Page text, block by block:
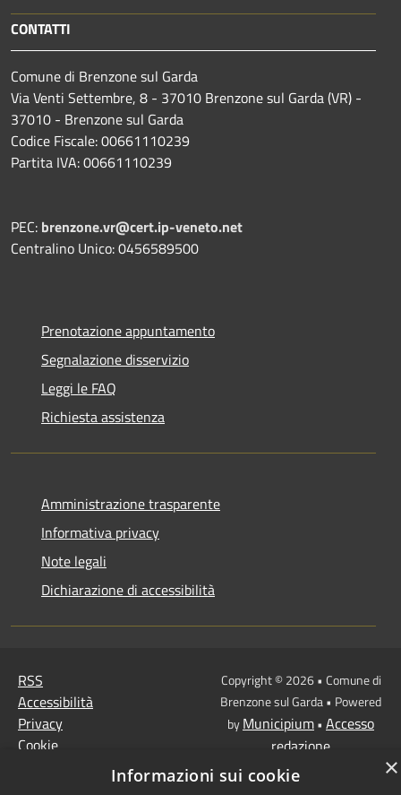
CONTATTI
Comune di Brenzone sul Garda
Via Venti Settembre, 8 - 37010 Brenzone sul Garda (VR) -
37010 - Brenzone sul Garda
Codice Fiscale: 00661110239
Partita IVA: 00661110239
PEC: brenzone.vr@cert.ip-veneto.net
Centralino Unico: 0456589500
Prenotazione appuntamento
Segnalazione disservizio
Leggi le FAQ
Richiesta assistenza
Amministrazione trasparente
Informativa privacy
Note legali
Dichiarazione di accessibilità
RSS
Accessibilità
Privacy
Cookie
Copyright © 2026 • Comune di
Brenzone sul Garda • Powered
byMunicipium• Accesso
redazione
×
Informazioni sui cookie